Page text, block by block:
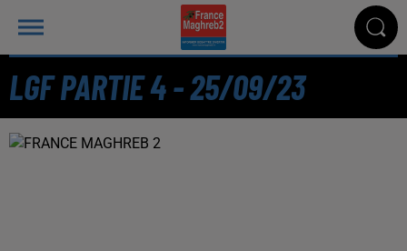
LGF PARTIE 4 - 25/09/23